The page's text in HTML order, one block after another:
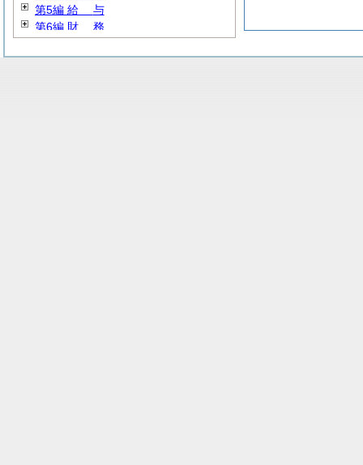
第5編 給 与
第6編 財 務
第8編民生